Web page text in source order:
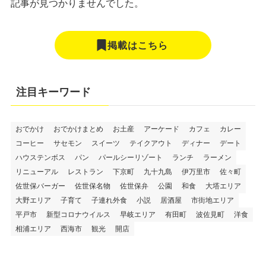
記事が見つかりませんでした。
掲載はこちら
注目キーワード
おでかけ おでかけまとめ お土産 アーケード カフェ
カレー
コーヒー
サセモン スイーツ テイクアウト ディナー
デート
ハウステンボス
パン パールシーリゾート ランチ
ラーメン
リニューアル
レストラン 下京町 九十九島 伊万里市
佐々町
佐世保バーガー
佐世保名物 佐世保弁 公園 和食
大塔エリア
大野エリア
子育て 子連れ外食 小説 居酒屋
市街地エリア
平戸市
新型コロナウイルス 早岐エリア 有田町 波佐見町
洋食
相浦エリア
西海市 観光 開店